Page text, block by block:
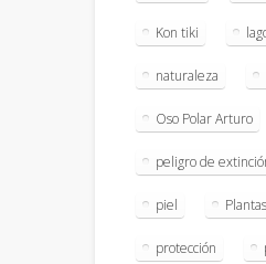
Kon tiki
naturaleza
Oso Polar Arturo
peligro de
piel Plantas
protección